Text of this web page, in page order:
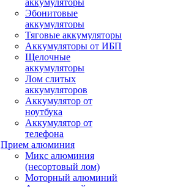
аккумуляторы
Эбонитовые
аккумуляторы
Тяговые аккумуляторы
Аккумуляторы от ИБП
Щелочные
аккумуляторы
Лом слитых
аккумуляторов
Аккумулятор от
ноутбука
Аккумулятор от
телефона
Прием алюминия
Микс алюминия
(несортовый лом)
Моторный алюминий